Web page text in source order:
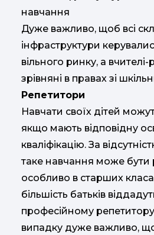
навчання
Дуже важливо, щоб всі
інфраструктури
вільного ринку, а
зрівняні в правах зі
Репетитори
Навчати своїх дітей
якщо мають відповідну
кваліфікацію. За
таке навчання може бути
особливо в старших
більшість батьків
професійному
випадку дуже важливо,